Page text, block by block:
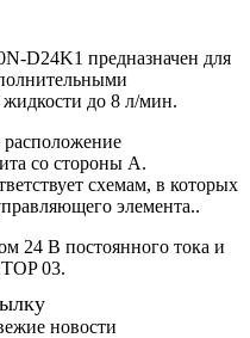
D24K1 предназначен для
до 8 л/мин.
со стороны A.
схемам, в которых
элемента..
24 В постоянного тока и
03.
новости